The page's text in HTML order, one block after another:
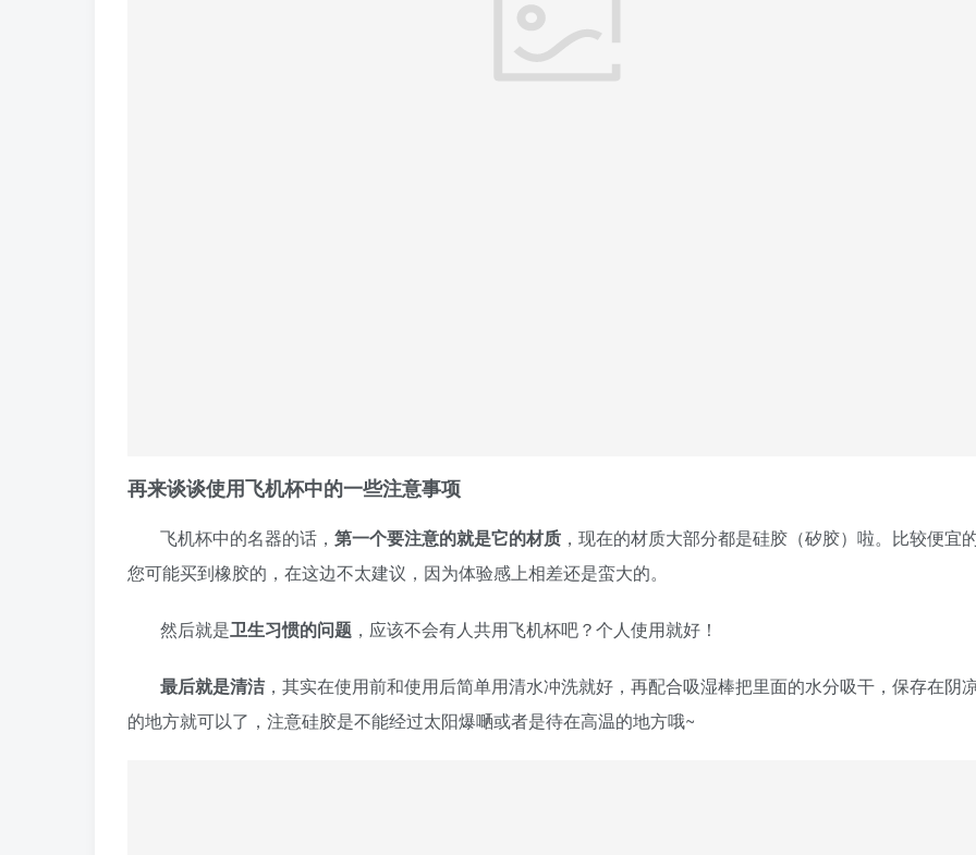
再来谈谈使用飞机杯中的一些注意事项
飞机杯中的名器的话， 第一个要注意的就是它的材质 ，现在的材质大部分都是硅胶（矽胶）啦。比较便宜
您可能买到橡胶的，在这边不太建议，因为体验感上相差还是蛮大的。
然后就是卫生习惯的问题 ，应该不会有人共用飞机杯吧？个人使用就好！
最后就是清洁，其实在使用前和使用后简单用清水冲洗就好，再配合吸湿棒把里面的水分吸干，保存在阴
的地方就可以了，注意硅胶是不能经过太阳爆嗮或者是待在高温的地方哦~